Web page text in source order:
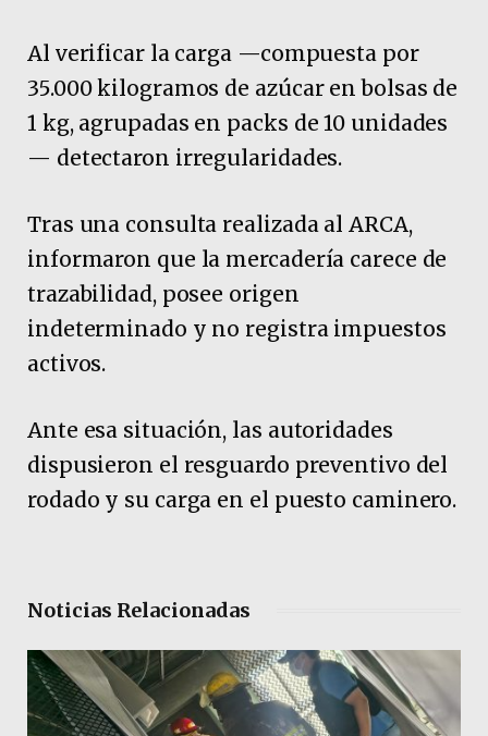
Al verificar la carga —compuesta por
35.000 kilogramos de azúcar en bolsas de
1 kg, agrupadas en packs de 10 unidades
— detectaron irregularidades.
Tras una consulta realizada al ARCA,
informaron que la mercadería carece de
trazabilidad, posee origen
indeterminado y no registra impuestos
activos.
Ante esa situación, las autoridades
dispusieron el resguardo preventivo del
rodado y su carga en el puesto caminero.
Noticias Relacionadas